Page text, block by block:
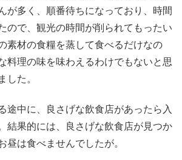
が多く、順番待ちになっており、時間
ので、観光の時間が削られてもったい
素材の食糧を蒸して食べるだけなの
料理の味を味わえるわけでもないと思
した。
途中に、良さげな飲食店があったら入
結果的には、良さげな飲食店が見つか
昼は食べませんでしたが。